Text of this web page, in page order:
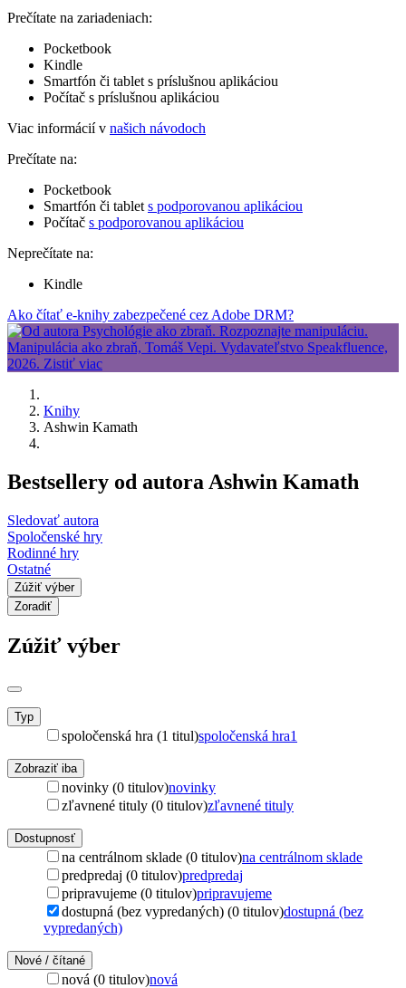
Prečítate na zariadeniach:
Pocketbook
Kindle
Smartfón či tablet s príslušnou aplikáciou
Počítač s príslušnou aplikáciou
Viac informácií v našich návodoch
Prečítate na:
Pocketbook
Smartfón či tablet s podporovanou aplikáciou
Počítač s podporovanou aplikáciou
Neprečítate na:
Kindle
Ako čítať e-knihy zabezpečené cez Adobe DRM?
Knihy
Ashwin Kamath
Bestsellery od autora Ashwin Kamath
Sledovať autora
Spoločenské hry
Rodinné hry
Ostatné
Zúžiť výber
Zoradiť
Zúžiť výber
Typ
spoločenská hra (1 titul)spoločenská hra1
Zobraziť iba
novinky (0 titulov)novinky
zľavnené tituly (0 titulov)zľavnené tituly
Dostupnosť
na centrálnom sklade (0 titulov)na centrálnom sklade
predpredaj (0 titulov)predpredaj
pripravujeme (0 titulov)pripravujeme
dostupná (bez vypredaných) (0 titulov)dostupná (bez
vypredaných)
Nové / čítané
nová (0 titulov)nová